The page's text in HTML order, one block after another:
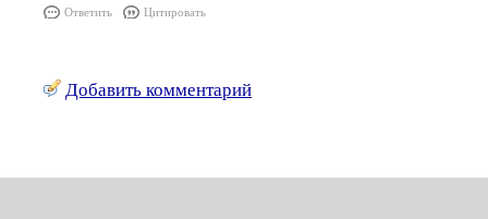
Ответить Цитировать
Добавить комментарий